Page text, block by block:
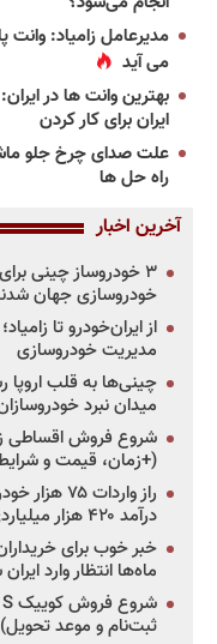
مدیرعامل زامیاد: وانت
می آید
ایران برای کار کردن
علت صدای چرخ جلو
راه حل ها
آخرین اخبار
خودروسازی جهان
از ایران‌خودرو تا
مدیریت خودروسازی
میدان نبرد
(+زمان، قیمت و
درآمد ۴۲۰ هزار میلیاردی دولت؟
خبر خوب برای
ماه‌ها انتظار وارد
ثبت‌نام و موعد تحویل)